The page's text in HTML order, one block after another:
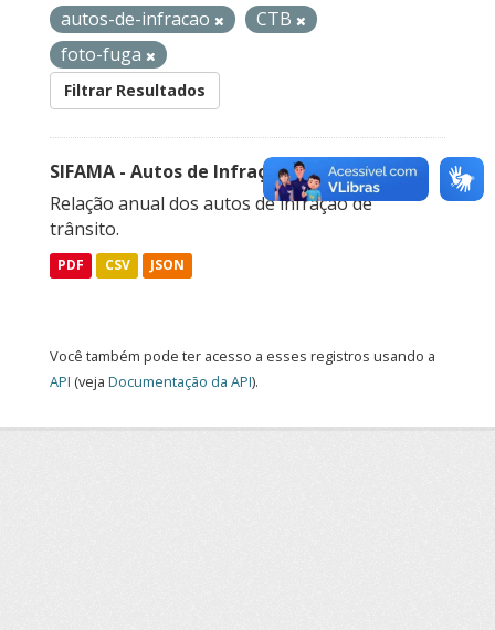
autos-de-infracao
CTB
foto-fuga
Filtrar Resultados
SIFAMA - Autos de Infração de Trânsito
Relação anual dos autos de infração de
trânsito.
PDF CSV JSON
Você também pode ter acesso a esses registros usando a
API (veja Documentação da API).